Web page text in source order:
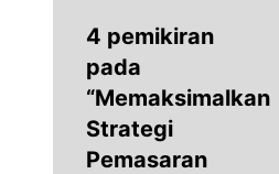
4 pemikiran
pada
“Memaksimalkan
Strategi
Pemasaran